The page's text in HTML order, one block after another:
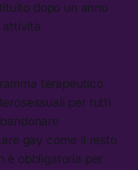
dopo un anno
attività
terapeutico
per tutti
gay come il resto
è obbligatoria per